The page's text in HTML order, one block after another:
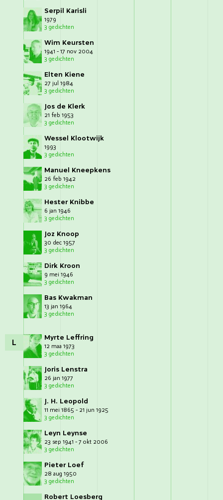
Serpil Karisli
1979
3 gedichten
Wim Keursten
1941 - 17 nov 2004
3 gedichten
Elten Kiene
27 jul 1984
3 gedichten
Jos de Klerk
21 feb 1953
3 gedichten
Wessel Klootwijk
1993
3 gedichten
Manuel Kneepkens
26 feb 1942
3 gedichten
Hester Knibbe
6 jan 1946
3 gedichten
Joz Knoop
30 dec 1957
3 gedichten
Dirk Kroon
9 mei 1946
3 gedichten
Bas Kwakman
13 jan 1964
3 gedichten
L Myrte Leffring
12 maa 1973
3 gedichten
Joris Lenstra
26 jan 1977
3 gedichten
J. H. Leopold
11 mei 1865 - 21 jun 1925
3 gedichten
Leyn Leynse
23 sep 1941 - 7 okt 2006
3 gedichten
Pieter Loef
28 aug 1950
3 gedichten
Robert Loesberg